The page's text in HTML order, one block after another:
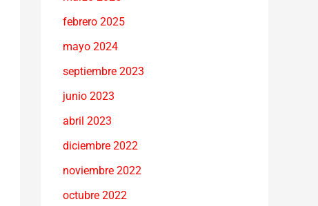
febrero 2025
mayo 2024
septiembre 2023
junio 2023
abril 2023
diciembre 2022
noviembre 2022
octubre 2022